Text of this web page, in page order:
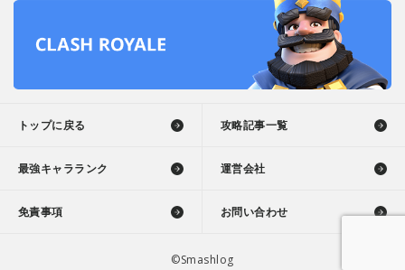
トップに戻る 攻略記事一覧
最強キャラランク 運営会社
免責事項 お問い合わせ
©Smashlog